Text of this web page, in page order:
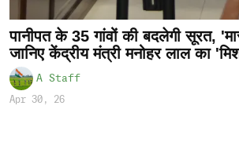
पानीपत के 35 गांवों की बदलेगी सूरत,
जानिए केंद्रीय मंत्री मनोहर लाल का
A Staff
Apr 30, 26